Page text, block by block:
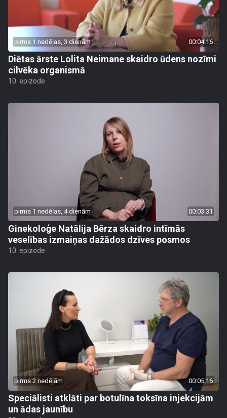
pirms 1 nedēļas, 3 dienām 00:04:16
Diētas ārste Lolita Neimane skaidro ūdens nozīmi
cilvēka organismā
10. epizode
pirms 1 nedēļas, 4 dienām 00:03:31
Ginekoloģe Natālija Bērza skaidro intīmās
veselības izmaiņas dažādos dzīves posmos
10. epizode
pirms 2 nedēļām 00:05:16
Speciālisti atklāti par botulīna toksīna injekcijām
un ādas jaunību